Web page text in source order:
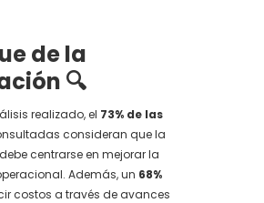
de la
🔍
realizado, el 73% de las
consideran que la
centrarse en mejorar la
Además, un 68%
costos a través de avances